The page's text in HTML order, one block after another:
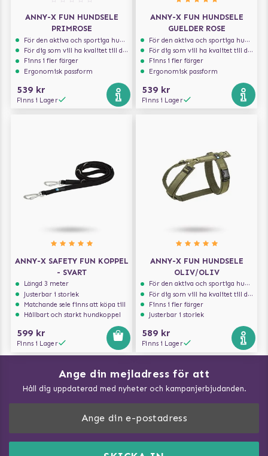
ANNY-X FUN HUNDSELE
PRIMROSE
För den aktiva och sportiga hunden
För dig som vill ha kvalitet till din hund!
Finns i fler färger
Ergonomisk passform
539 kr
Finns i Lager
ANNY-X FUN HUNDSELE
GUELDER ROSE
För den aktiva och sportiga hunden
För dig som vill ha kvalitet till din hund!
Finns i fler färger
Ergonomisk passform
539 kr
Finns i Lager
ANNY-X SAFETY FUN KOPPEL
- SVART
Längd 3 meter
Justerbar i storlek
Matchande sele finns att köpa till
Hållbart och starkt hundkoppel
599 kr
Finns i Lager
ANNY-X FUN HUNDSELE
OLIV/OLIV
För den aktiva och sportiga hunden
För dig som vill ha kvalitet till din hund!
Finns i fler färger
Justerbar i storlek
589 kr
Finns i Lager
Ange din mejladress för att
Håll dig uppdaterad med nyheter och kampanjerbjudanden.
DogArtist.se drivs av:
Vad kan hundar äta?
Träna Nose Work hemma